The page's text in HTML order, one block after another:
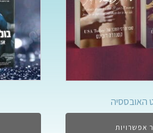
האובססיה
אפשרויות